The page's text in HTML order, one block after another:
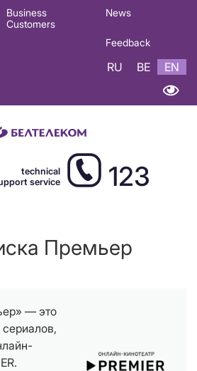
Business
Customers
News
Feedback
RU BE EN
technical
service
123
Премьер
— это